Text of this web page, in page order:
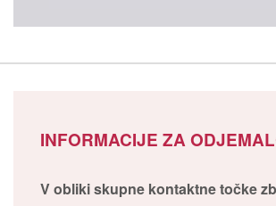
INFORMACIJE ZA
V obliki skupne kontaktne točke